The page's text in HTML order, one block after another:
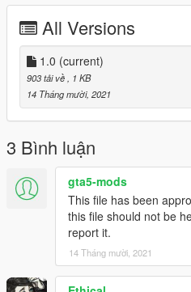
All Versions
1.0 (current)
903 tải về
, 1 KB
14 Tháng mười, 2021
3 Bình luận
gta5-mods
This file has been
this file should not be
report it.
14 Tháng mười, 2021